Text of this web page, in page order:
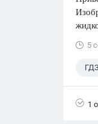
5
ГДЗ
1